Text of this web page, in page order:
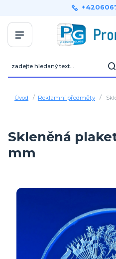
Úvod Reklamní předměty
Skleněná
mm